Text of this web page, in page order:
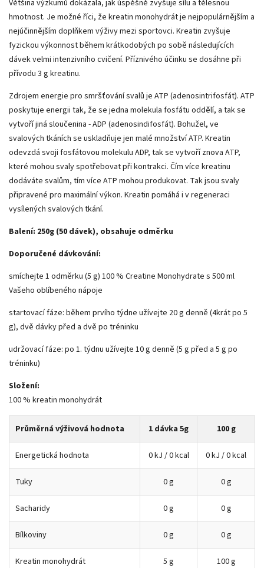
Většina výzkumů dokázala, jak úspěšně zvyšuje sílu a tělesnou
hmotnost. Je možné říci, že kreatin monohydrát je nejpopulárnějším a
nejúčinnějším doplňkem výživy mezi sportovci. Kreatin zvyšuje
fyzickou výkonnost během krátkodobých po sobě následujících
dávek velmi intenzivního cvičení. Příznivého účinku se dosáhne při
přívodu 3 g kreatinu.
Zdrojem energie pro smršťování svalů je ATP (adenosintrifosfát). ATP
poskytuje energii tak, že se jedna molekula fosfátu oddělí, a tak se
vytvoří jiná sloučenina - ADP (adenosindifosfát). Bohužel, ve
svalových tkáních se uskladňuje jen malé množství ATP. Kreatin
odevzdá svoji fosfátovou molekulu ADP, tak se vytvoří znova ATP,
které mohou svaly spotřebovat při kontrakci. Čím více kreatinu
dodáváte svalům, tím více ATP mohou produkovat. Tak jsou svaly
připravené pro maximální výkon. Kreatin pomáhá i v regeneraci
vysílených svalových tkání.
Balení: 250g (50 dávek), obsahuje odměrku
Doporučené dávkování:
smíchejte 1 odměrku (5 g) 100 % Creatine Monohydrate s 500 ml
Vašeho oblíbeného nápoje
startovací fáze: během prvího týdne užívejte 20 g denně (4krát po 5
g), dvě dávky před a dvě po tréninku
udržovací fáze: po 1. týdnu užívejte 10 g denně (5 g před a 5 g po
tréninku)
Složení:
100 % kreatin monohydrát
Průměrná výživová hodnota 1 dávka 5g 100 g
Energetická hodnota 0 kJ / 0 kcal 0 kJ / 0 kcal
Tuky 0 g 0 g
Sacharidy 0 g 0 g
Bílkoviny 0 g 0 g
Kreatin monohydrát 5 g 100 g